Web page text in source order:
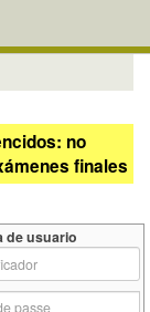
no
finales
de usuario